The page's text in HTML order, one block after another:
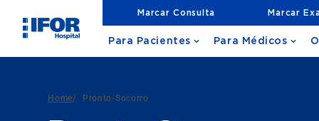
Marcar Consulta Marcar
Para Pacientes Para Médicos
Home/ Pronto-Socorro